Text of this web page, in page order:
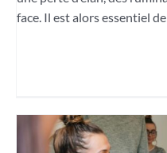
face. Il est alors essentiel